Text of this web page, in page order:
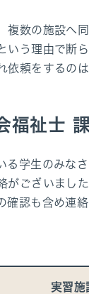
複数の施設へ
いう理由で断
依頼をするの
福祉士
る学生のみな
がございまし
確認も含め連絡
実習施